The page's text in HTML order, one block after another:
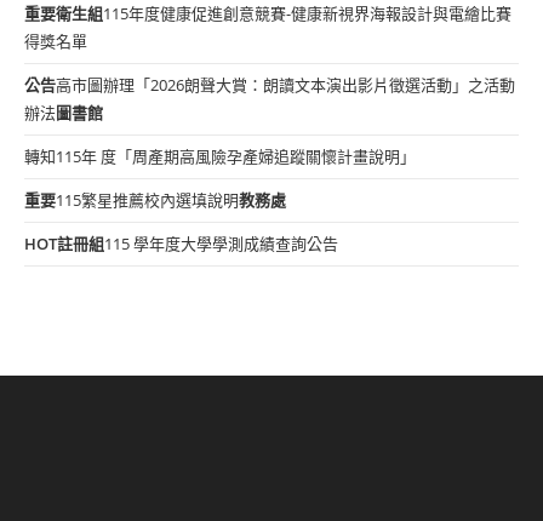
重要衛生組115年度健康促進創意競賽-健康新視界海報設計與電繪比賽
得獎名單
公告高市圖辦理「2026朗聲大賞：朗讀文本演出影片徵選活動」之活動
辦法圖書館
轉知115年 度「周產期高風險孕產婦追蹤關懷計畫說明」
重要115繁星推薦校內選填說明教務處
HOT註冊組115 學年度大學學測成績查詢公告